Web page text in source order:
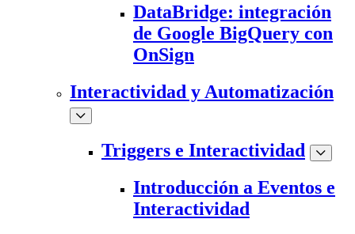
DataBridge: integración
de Google BigQuery con
OnSign
Interactividad y Automatización
Triggers e Interactividad
Introducción a Eventos e
Interactividad